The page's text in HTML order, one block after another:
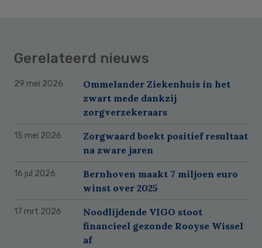
Gerelateerd nieuws
29 mei 2026
Ommelander Ziekenhuis in het
zwart mede dankzij
zorgverzekeraars
15 mei 2026
Zorgwaard boekt positief resultaat
na zware jaren
16 jul 2026
Bernhoven maakt 7 miljoen euro
winst over 2025
17 mrt 2026
Noodlijdende VIGO stoot
financieel gezonde Rooyse Wissel
af